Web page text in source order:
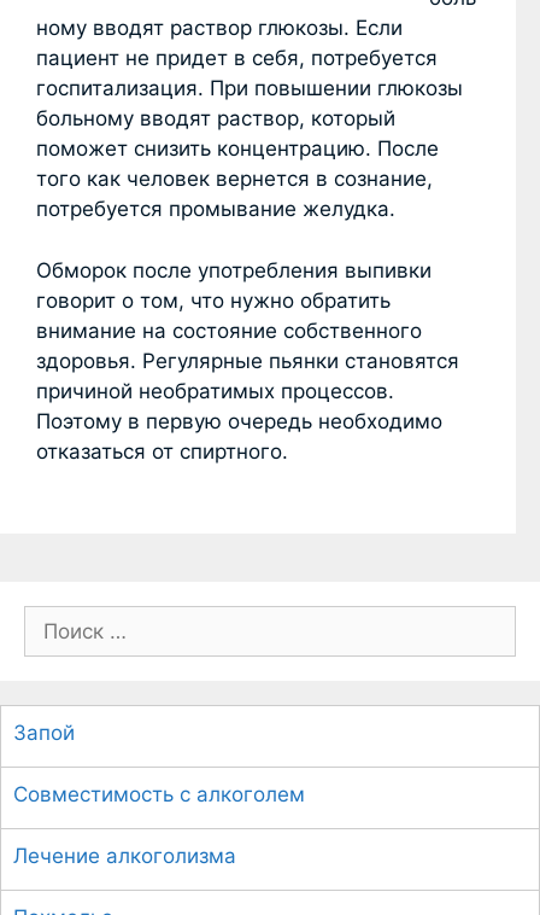
ному вводят раствор глюкозы. Если
пациент не придет в себя, потребуется
госпитализация. При повышении глюкозы
больному вводят раствор, который
поможет снизить концентрацию. После
того как человек вернется в сознание,
потребуется промывание желудка.
Обморок после употребления выпивки
говорит о том, что нужно обратить
внимание на состояние собственного
здоровья. Регулярные пьянки становятся
причиной необратимых процессов.
Поэтому в первую очередь необходимо
отказаться от спиртного.
о
с
к
:
Запой
Совместимость с алкоголем
Лечение алкоголизма